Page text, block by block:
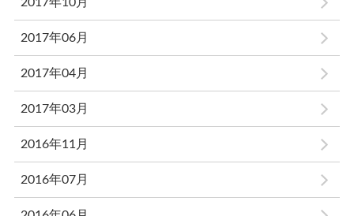
2017年06月
2017年04月
2017年03月
2016年11月
2016年07月